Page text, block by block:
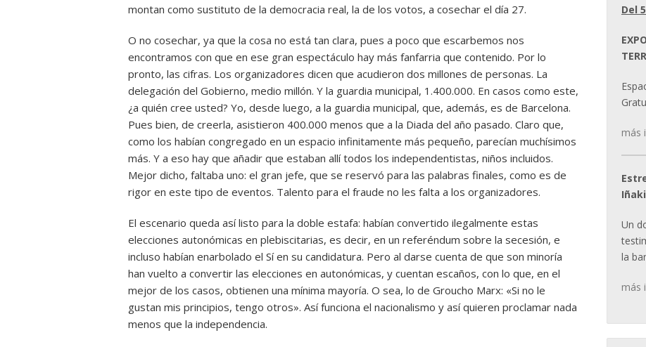
montan como sustituto de la democracia real, la de los votos, a cosechar el día 27.
O no cosechar, ya que la cosa no está tan clara, pues a poco que escarbemos nos
encontramos con que en ese gran espectáculo hay más fanfarria que contenido. Por lo
pronto, las cifras. Los organizadores dicen que acudieron dos millones de personas. La
delegación del Gobierno, medio millón. Y la guardia municipal, 1.400.000. En casos como este,
¿a quién cree usted? Yo, desde luego, a la guardia municipal, que, además, es de Barcelona.
Pues bien, de creerla, asistieron 400.000 menos que a la Diada del año pasado. Claro que,
como los habían congregado en un espacio infinitamente más pequeño, parecían muchísimos
más. Y a eso hay que añadir que estaban allí todos los independentistas, niños incluidos.
Mejor dicho, faltaba uno: el gran jefe, que se reservó para las palabras finales, como es de
rigor en este tipo de eventos. Talento para el fraude no les falta a los organizadores.
El escenario queda así listo para la doble estafa: habían convertido ilegalmente estas
elecciones autonómicas en plebiscitarias, es decir, en un referéndum sobre la secesión, e
incluso habían enarbolado el Sí en su candidatura. Pero al darse cuenta de que son minoría
han vuelto a convertir las elecciones en autonómicas, y cuentan escaños, con lo que, en el
mejor de los casos, obtienen una mínima mayoría. O sea, lo de Groucho Marx: «Si no le
gustan mis principios, tengo otros». Así funciona el nacionalismo y así quieren proclamar nada
menos que la independencia.
Del
más
Un
la
más